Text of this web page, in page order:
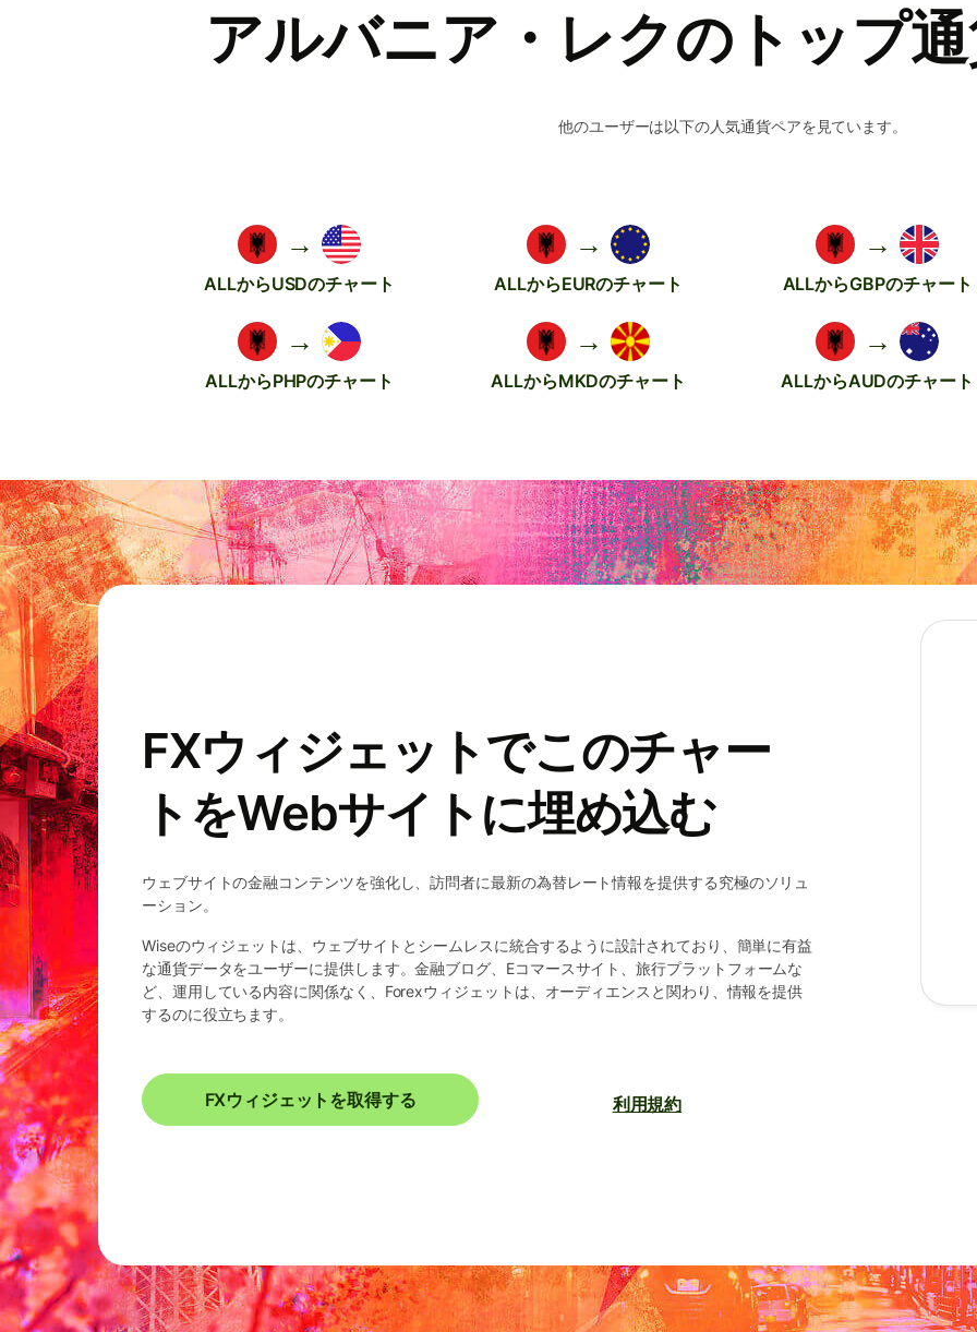
アルバニア・レクのトップ
他のユーザーは以下の人気通貨ペアを見ています。
→
ALLからUSDのチャート
→
ALLからEURのチャート
→
ALLからGBPのチャート
→
ALLからPHPのチャート
→
ALLからMKDのチャート
→
ALLからAUDのチャート
FXウィジェットでこのチャー
トをWebサイトに埋め込む
ウェブサイトの金融コンテンツを強化し、訪問者に最新の為替レート情報を提供する究極のソリュ
ーション。
Wiseのウィジェットは、ウェブサイトとシームレスに統合するように設計されており、簡単に有益
な通貨データをユーザーに提供します。金融ブログ、Eコマースサイト、旅行プラットフォームな
ど、運用している内容に関係なく、Forexウィジェットは、オーディエンスと関わり、情報を提供
するのに役立ちます。
FXウィジェットを取得する 利用規約